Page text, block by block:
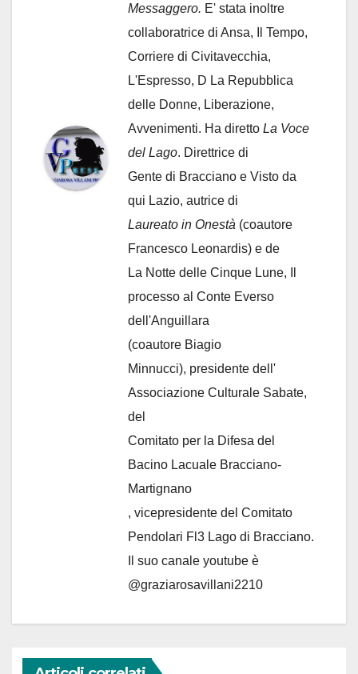
Messaggero. E' stata inoltre
collaboratrice di Ansa, Il Tempo,
Corriere di Civitavecchia,
L'Espresso, D La Repubblica
delle Donne, Liberazione,
Avvenimenti. Ha diretto La Voce
del Lago. Direttrice di
Gente di Bracciano e Visto da
qui Lazio, autrice di
Laureato in Onestà (coautore
Francesco Leonardis) e de
La Notte delle Cinque Lune, Il
processo al Conte Everso
dell'Anguillara
(coautore Biagio
Minnucci), presidente dell'
Associazione Culturale Sabate,
del
Comitato per la Difesa del
Bacino Lacuale Bracciano-
Martignano
, vicepresidente del Comitato
Pendolari Fl3 Lago di Bracciano.
Il suo canale youtube è
@graziarosavillani2210